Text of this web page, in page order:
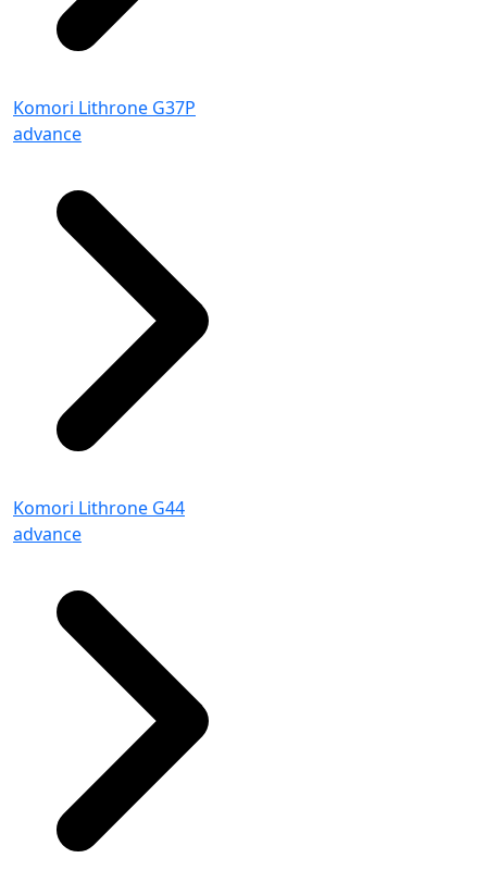
Komori Lithrone G37P
advance
Komori Lithrone G44
advance